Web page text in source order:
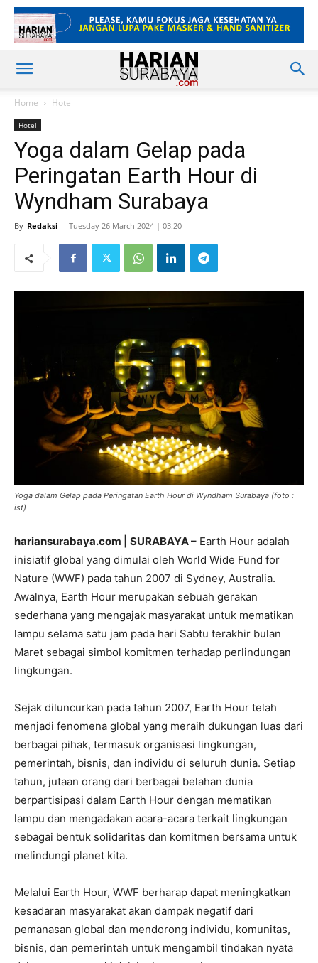
Home Hotel
Hotel
Yoga dalam Gelap pada
Peringatan Earth Hour di
Wyndham Surabaya
By Redaksi - Tuesday 26 March 2024 | 03:20
Yoga dalam Gelap pada Peringatan Earth Hour di Wyndham Surabaya (foto :
ist)
hariansurabaya.com | SURABAYA – Earth Hour adalah
inisiatif global yang dimulai oleh World Wide Fund for
Nature (WWF) pada tahun 2007 di Sydney, Australia.
Awalnya, Earth Hour merupakan sebuah gerakan
sederhana yang mengajak masyarakat untuk mematikan
lampu selama satu jam pada hari Sabtu terakhir bulan
Maret sebagai simbol komitmen terhadap perlindungan
lingkungan.
Sejak diluncurkan pada tahun 2007, Earth Hour telah
menjadi fenomena global yang meraih dukungan luas dari
berbagai pihak, termasuk organisasi lingkungan,
pemerintah, bisnis, dan individu di seluruh dunia. Setiap
tahun, jutaan orang dari berbagai belahan dunia
berpartisipasi dalam Earth Hour dengan mematikan
lampu dan mengadakan acara-acara terkait lingkungan
sebagai bentuk solidaritas dan komitmen bersama untuk
melindungi planet kita.
Melalui Earth Hour, WWF berharap dapat meningkatkan
kesadaran masyarakat akan dampak negatif dari
pemanasan global dan mendorong individu, komunitas,
bisnis, dan pemerintah untuk mengambil tindakan nyata